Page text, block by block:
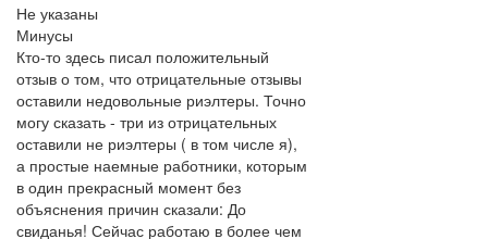
Не указаны
Минусы
Кто-то здесь писал положительный
отзыв о том, что отрицательные отзывы
оставили недовольные риэлтеры. Точно
могу сказать - три из отрицательных
оставили не риэлтеры ( в том числе я),
а простые наемные работники, которым
в один прекрасный момент без
объяснения причин сказали: До
свиданья! Сейчас работаю в более чем